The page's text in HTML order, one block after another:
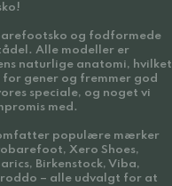
og fodformede
Alle modeller er
naturlige anatomi, hvilket
for gener og fremmer god
speciale, og noget vi
med.
populære mærker
Xero Shoes,
Birkenstock, Viba,
– alle udvalgt for at